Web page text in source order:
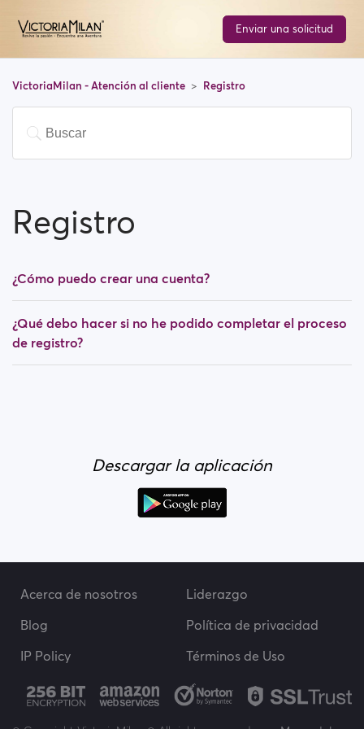
Enviar una solicitud
VictoriaMilan - Atención al cliente Registro
Registro
¿Cómo puedo crear una cuenta?
¿Qué debo hacer si no he podido completar el proceso
de registro?
Descargar la aplicación
Acerca de nosotros
Liderazgo
Blog
Política de privacidad
IP Policy
Términos de Uso